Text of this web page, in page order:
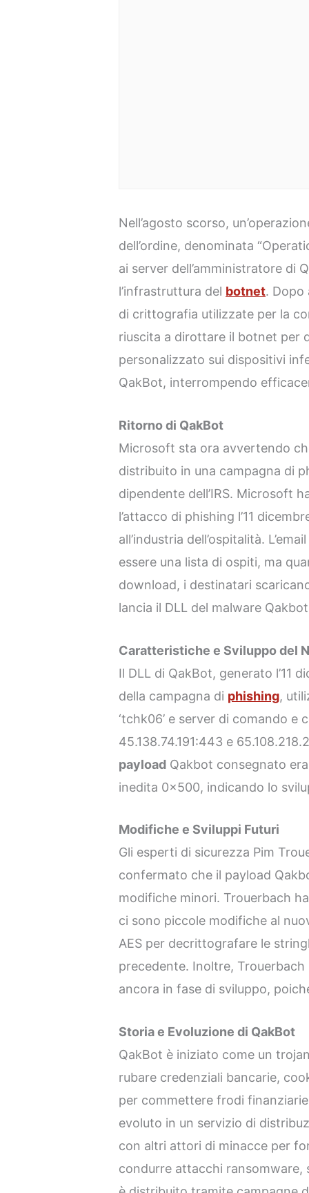
Nell’agosto scorso,
dell’ordine, denominata
ai server dell’amministratore di
l’infrastruttura del botnet. Dopo
di crittografia utilizzate per la
riuscita a dirottare il botnet per
personalizzato sui dispositivi
QakBot, interrompendo
Ritorno di QakBot
Microsoft sta ora avvertendo
distribuito in una campagna di
dipendente dell’IRS. Microsoft
l’attacco di phishing l’11
all’industria dell’ospitalità.
essere una lista di ospiti, ma
download, i destinatari
lancia il DLL del malware
Caratteristiche e Sviluppo del
Il DLL di QakBot, generato l’11
della campagna di phishing,
‘tchk06’ e server di comando e
45.138.74.191:443 e
payload Qakbot consegnato
inedita 0x500, indicando lo
Modifiche e Sviluppi Futuri
Gli esperti di sicurezza Pim
confermato che il payload
modifiche minori. Trouerbach
ci sono piccole modifiche al
AES per decrittografare le
precedente. Inoltre,
ancora in fase di sviluppo,
Storia e Evoluzione di QakBot
QakBot è iniziato come un
rubare credenziali bancarie,
per commettere frodi
evoluto in un servizio di
con altri attori di minacce per
condurre attacchi